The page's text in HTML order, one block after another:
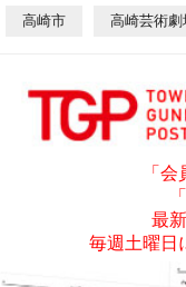
高崎市 高崎芸術劇
「
最
毎週土曜日